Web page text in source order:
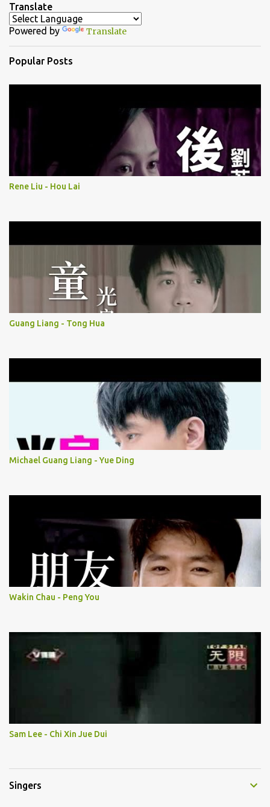
t
s
Translate
Powered by Translate
Popular Posts
Rene Liu - Hou Lai
Guang Liang - Tong Hua
Michael Guang Liang - Yue Ding
Wakin Chau - Peng You
Sam Lee - Chi Xin Jue Dui
Singers